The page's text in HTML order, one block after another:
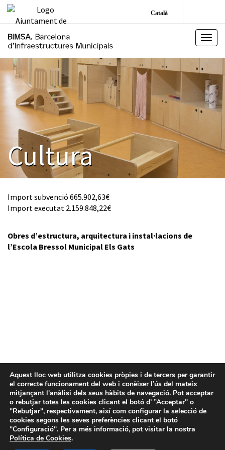
Català
Cultura
Import subvenció 665.902,63€
Import executat 2.159.848,22€
Obres d’estructura, arquitectura i instal·lacions de
l’Escola Bressol Municipal Els Gats
Aquest lloc web utilitza cookies pròpies i de tercers per garantir
el correcte funcionament del web i conèixer l’ús del mateix
mitjançant l'anàlisi dels seus hàbits de navegació. Pot acceptar
o rebutjar totes les cookies clicant el botó d’ ”Acceptar" o
"Rebutjar", respectivament, així com configurar la selecció de
cookies segons les seves preferències clicant el botó
"Configuració". Per a més informació, pot visitar la nostra
Política de Cookies.